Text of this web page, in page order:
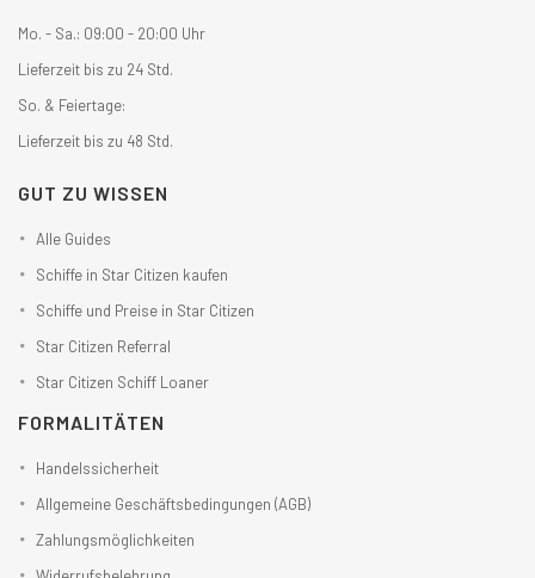
Mo. - Sa.: 09:00 - 20:00 Uhr
Lieferzeit bis zu 24 Std.
So. & Feiertage:
Lieferzeit bis zu 48 Std.
GUT ZU WISSEN
Alle Guides
Schiffe in Star Citizen kaufen
Schiffe und Preise in Star Citizen
Star Citizen Referral
Star Citizen Schiff Loaner
FORMALITÄTEN
Handelssicherheit
Allgemeine Geschäftsbedingungen (AGB)
Zahlungsmöglichkeiten